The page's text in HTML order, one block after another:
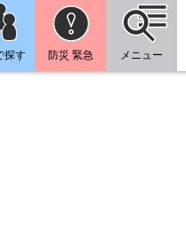
探す 防災 緊急 メニュー